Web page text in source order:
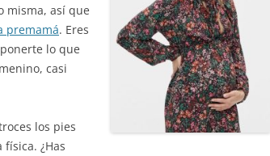
misma, así que
premamá. Eres
lo que
casi
los pies
¿Has